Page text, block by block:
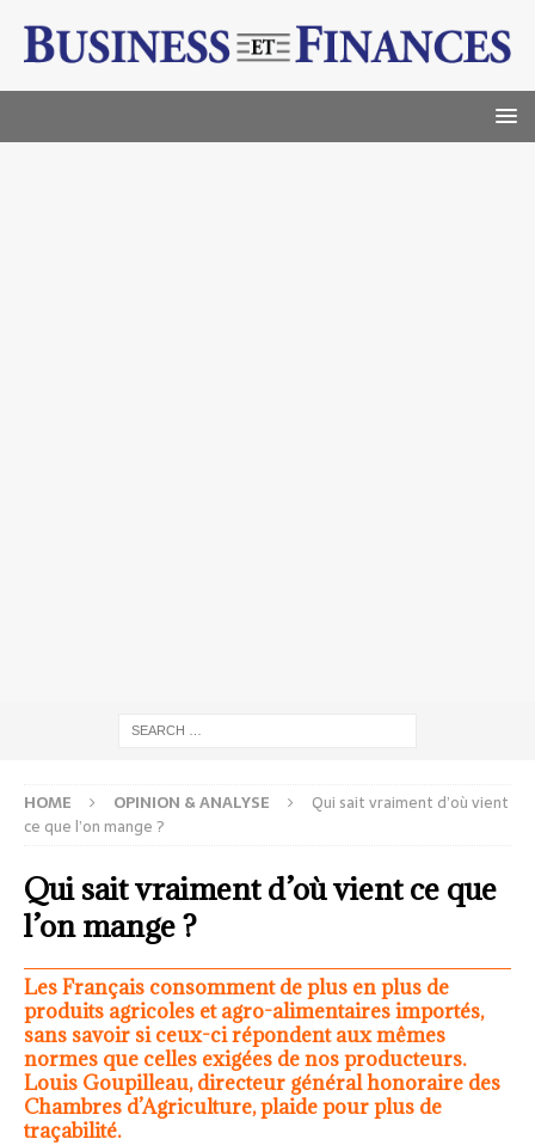
HOME OPINION & ANALYSE
Qui sait vraiment d’où vient
ce que l’on mange ?
Qui sait vraiment d’où vient ce que
l’on mange ?
Les Français consomment de plus en plus de
produits agricoles et agro-alimentaires importés,
sans savoir si ceux-ci répondent aux mêmes
normes que celles exigées de nos producteurs.
Louis Goupilleau, directeur général honoraire des
Chambres d’Agriculture, plaide pour plus de
traçabilité.